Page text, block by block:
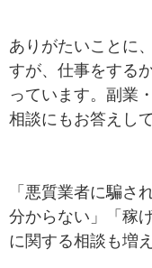
ありがたいことに
すが、仕事をする
っています。副業
相談にもお答えし
「悪質業者に騙さ
分からない」「稼
に関する相談も増